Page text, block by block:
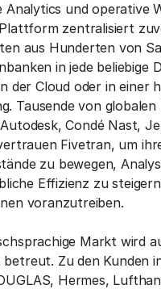
Analytics und operative
zentralisiert
aus Hunderten von
in jede beliebige
der Cloud oder in einer
Tausende von
Condé Nast,
Fivetran, um
zu bewegen,
Effizienz zu
voranzutreiben.
Markt wird
betreut. Zu den Kunden
Hermes,